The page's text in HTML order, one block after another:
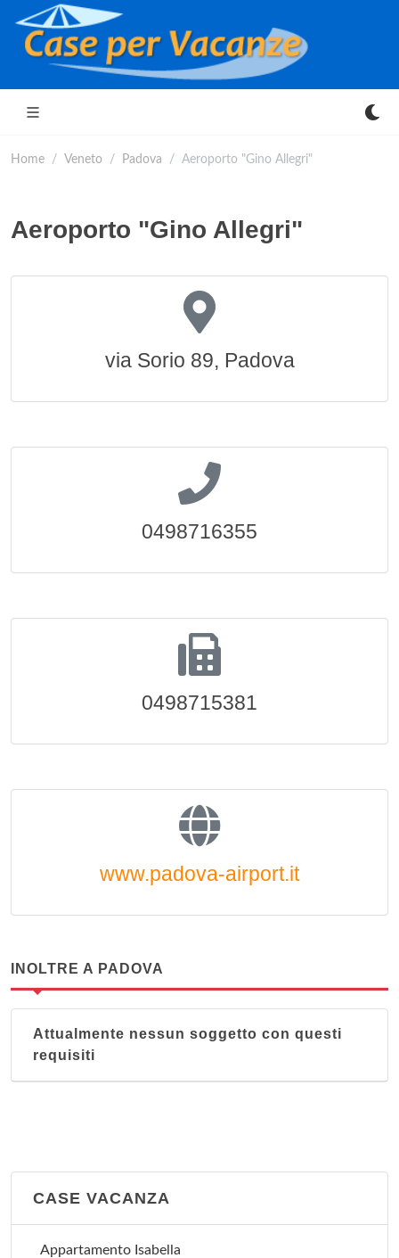
Home Veneto Padova Aeroporto "Gino Allegri"
Aeroporto "Gino Allegri"
via Sorio 89, Padova
0498716355
0498715381
www.padova-airport.it
INOLTRE A PADOVA
Attualmente nessun soggetto con questi
requisiti
CASE VACANZA
Appartamento Isabella